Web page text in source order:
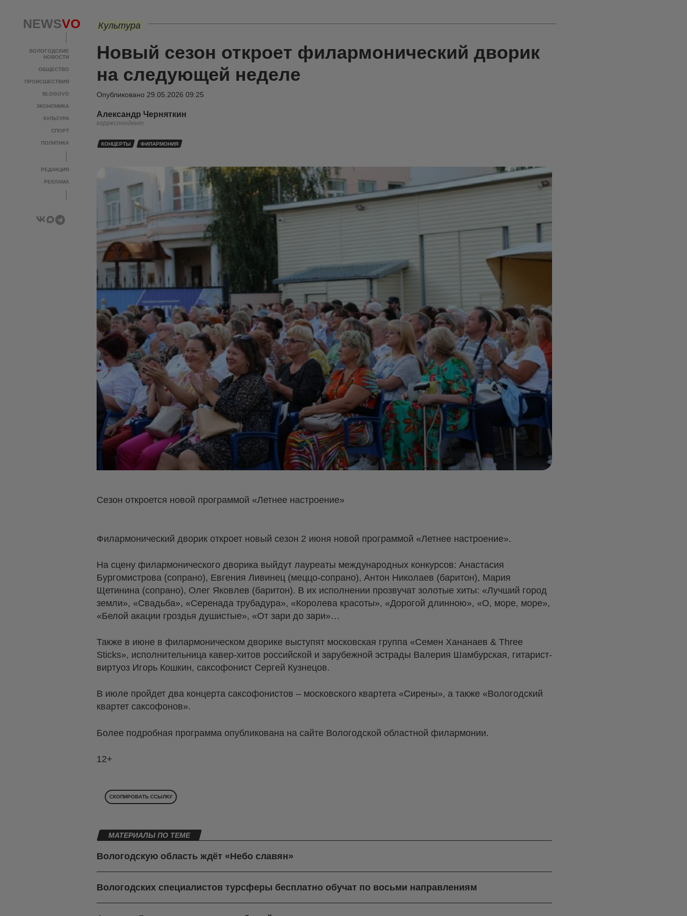
NEWSVO
ВОЛОГОДСКИЕ
НОВОСТИ
ОБЩЕСТВО
ПРОИСШЕСТВИЯ
BLOGOVO
ЭКОНОМИКА
КУЛЬТУРА
СПОРТ
ПОЛИТИКА
РЕДАКЦИЯ
РЕКЛАМА
Культура
Новый сезон откроет филармонический дворик
на следующей неделе
Опубликовано 29.05.2026 09:25
Александр Черняткин
корреспондент
КОНЦЕРТЫ ФИЛАРМОНИЯ
Сезон откроется новой программой «Летнее настроение»
Филармонический дворик откроет новый сезон 2 июня новой программой «Летнее настроение».
На сцену филармонического дворика выйдут лауреаты международных конкурсов: Анастасия
Бургомистрова (сопрано), Евгения Ливинец (меццо‑сопрано), Антон Николаев (баритон), Мария
Щетинина (сопрано), Олег Яковлев (баритон). В их исполнении прозвучат золотые хиты: «Лучший город
земли», «Свадьба», «Серенада трубадура», «Королева красоты», «Дорогой длинною», «О, море, море»,
«Белой акации гроздья душистые», «От зари до зари»…
Также в июне в филармоническом дворике выступят московская группа «Семен Хананаев & Three
Sticks», исполнительница кавер-хитов российской и зарубежной эстрады Валерия Шамбурская, гитарист-
виртуоз Игорь Кошкин, саксофонист Сергей Кузнецов.
В июле пройдет два концерта саксофонистов – московского квартета «Сирены», а также «Вологодский
квартет саксофонов».
Более подробная программа опубликована на сайте Вологодской областной филармонии.
12+
СКОПИРОВАТЬ ССЫЛКУ
МАТЕРИАЛЫ ПО ТЕМЕ
Вологодскую область ждёт «Небо славян»
Вологодских специалистов турсферы бесплатно обучат по восьми направлениям